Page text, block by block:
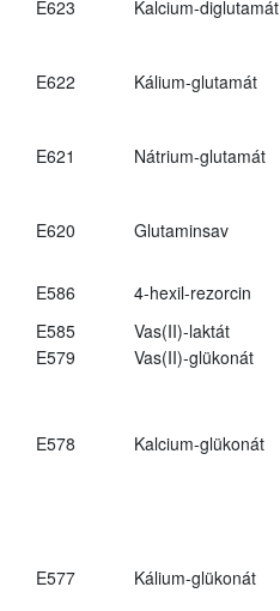
E623 Kalcium-diglutamát
E622 Kálium-glutamát
E621 Nátrium-glutamát
E620 Glutaminsav
E586
4-hexil-rezorcin
E585
Vas(II)-laktát
E579
Vas(II)-glükonát
E578 Kalcium-glükonát
E577 Kálium-glükonát